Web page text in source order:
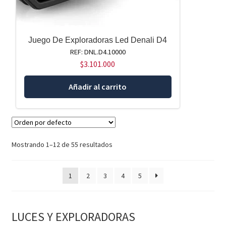
Juego De Exploradoras Led Denali D4
REF: DNL.D4.10000
$3.101.000
Añadir al carrito
Mostrando 1–12 de 55 resultados
1 2 3 4 5
LUCES Y EXPLORADORAS